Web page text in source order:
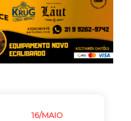
16/MAIO